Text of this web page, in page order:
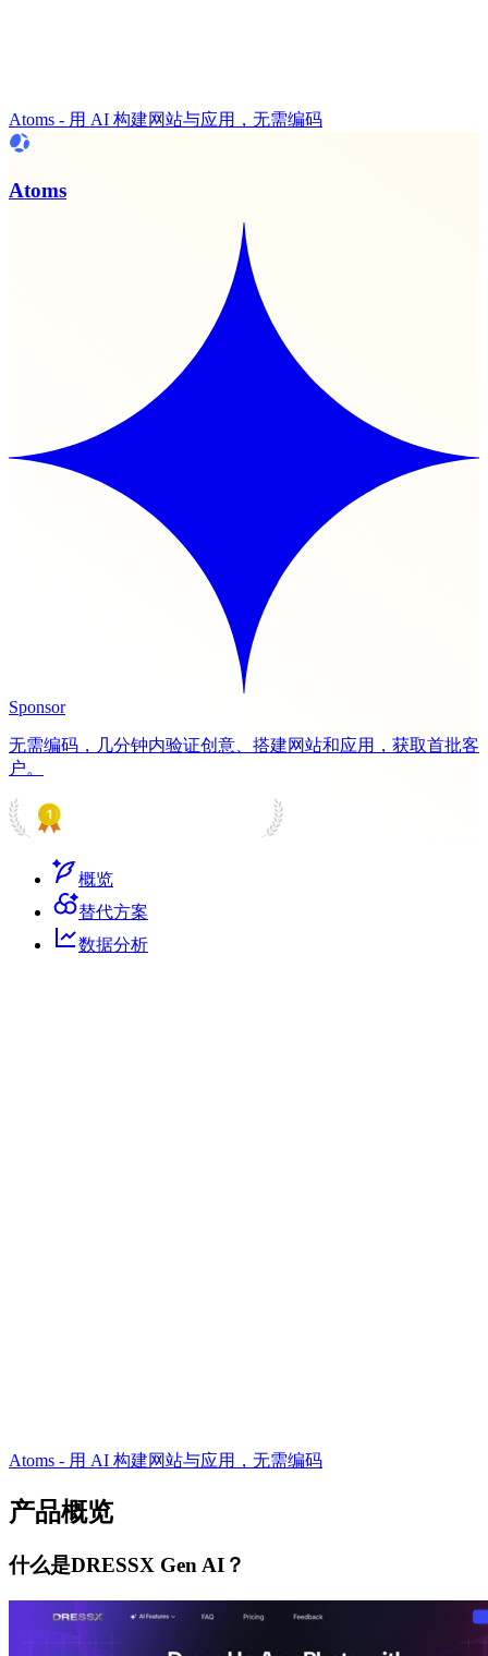
Atoms - 用 AI 构建网站与应用，无需编码
Atoms
Sponsor
无需编码，几分钟内验证创意、搭建网站和应用，获取首批客
户。
概览
替代方案
数据分析
Atoms - 用 AI 构建网站与应用，无需编码
产品概览
什么是DRESSX Gen AI？